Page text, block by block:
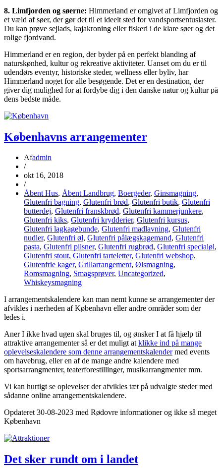
8. Limfjorden og søerne: Himmerland er omgivet af Limfjorden og
et væld af søer, der gør det til et ideelt sted for vandsportsentusiaster.
Du kan prøve sejlads, kajakroning eller fiskeri i de klare søer og det
rolige fjordvand.
Himmerland er en region, der byder på en perfekt blanding af
naturskønhed, kultur og rekreative aktiviteter. Uanset om du er til
udendørs eventyr, historiske steder, wellness eller byliv, har
Himmerland noget for alle besøgende. Det er en destination, der
giver dig mulighed for at fordybe dig i den danske natur og kultur på
dens bedste måde.
Københavns arrangementer
Afadmin
/
okt 16, 2018
/
Åbent Hus, Åbent Landbrug, Boergeder, Ginsmagning,
Glutenfri bagning, Glutenfri brød, Glutenfri butik, Glutenfri
butterdej, Glutenfri franskbrød, Glutenfri kammerjunkere,
Glutenfri kiks, Glutenfri krydderier, Glutenfri kursus,
Glutenfri lagkagebunde, Glutenfri madlavning, Glutenfri
nudler, Glutenfri øl, Glutenfri pålægskagemand, Glutenfri
pasta, Glutenfri pilsner, Glutenfri rugbrød, Glutenfri specialøl,
Glutenfri stout, Glutenfri tarteletter, Glutenfri webshop,
Glutenfrie kager, Grillarrangement, Ølsmagning,
Romsmagning, Smagsprøver, Uncategorized,
Whiskeysmagning
I arrangementskalendere kan man nemt kunne se arrangementer der
afvikles i nærheden af København eller andre områder som der
ledes i.
Aner I ikke hvad ugen skal bruges til, og ønsker I at få hjælp til
attraktive arrangementer så er det muligt atklikke ind på mange
oplevelseskalendere som denne arrangementskalendermed events
om havebrug, eller en af de mange andre kalendere med
sportsarrangmenter, teaterforestillinger, musikarrangmenter mm.
Vi kan hurtigt se oplevelser der afvikles tæt på udvalgte steder med
sådanne online arrangementskalendere.
Opdateret 30-08-2023 med Rødovre informationer og ikke så meget
København
Det sker rundt om i landet